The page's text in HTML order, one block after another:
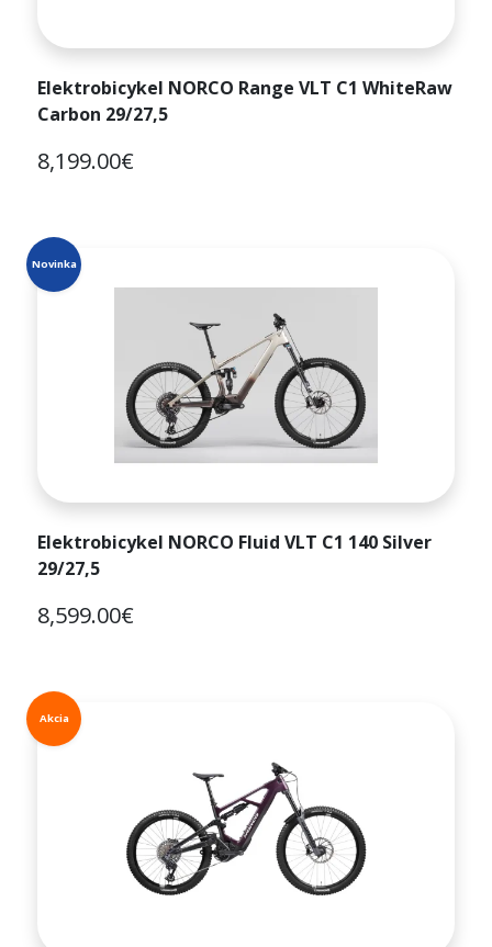
Elektrobicykel NORCO Range VLT C1 WhiteRaw
Carbon 29/27,5
8,199.00€
Novinka
Elektrobicykel NORCO Fluid VLT C1 140 Silver
29/27,5
8,599.00€
Akcia